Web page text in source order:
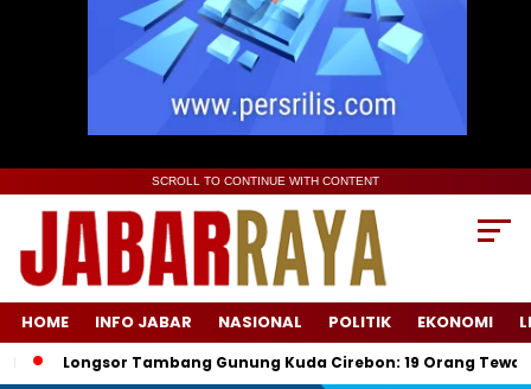
SCROLL TO CONTINUE WITH CONTENT
HOME INFO JABAR NASIONAL POLITIK EKONOMI
Tambang Gunung Kuda Cirebon: 19 Orang Tewas, Dua